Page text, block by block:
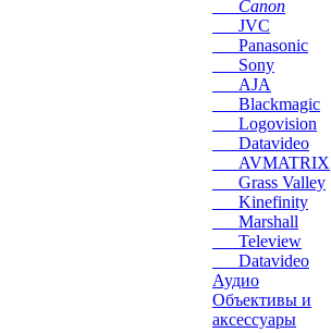
Canon
JVC
Panasonic
Sony
AJA
Blackmagic
Logovision
Datavideo
AVMATRIX
Grass Valley
Kinefinity
Marshall
Teleview
Datavideo
Аудио
Объективы и
аксессуары